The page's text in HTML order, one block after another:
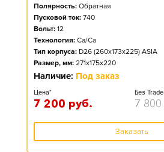
Полярность: Обратная
Пусковой ток: 740
Вольт: 12
Технология: Ca/Ca
Тип корпуса: D26 (260x173x225) ASIA
Размер, мм: 271x175x220
Наличие: Под заказ
Цена*
7 200 руб.
Без
7 800
Заказать